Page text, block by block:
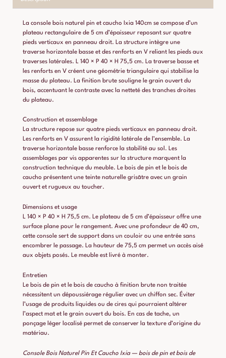
La console bois naturel pin et caucho Ixia 140cm se compose d’un
plateau rectangulaire de 5 cm d’épaisseur reposant sur quatre
pieds verticaux en panneau droit. La structure intègre une
traverse horizontale basse et des renforts en V reliant les pieds aux
traverses latérales. L 140 × P 40 × H 75,5 cm. La traverse basse et
les renforts en V créent une géométrie triangulaire qui stabilise la
masse du plateau. La finition brute souligne le grain ouvert du
bois, accentuant le contraste avec la netteté des tranches droites
du plateau.
Construction et assemblage
La structure repose sur quatre pieds verticaux en panneau droit.
Les renforts en V assurent la rigidité latérale de l’ensemble. La
traverse horizontale basse renforce la stabilité au sol. Les
assemblages par vis apparentes sur la structure marquent la
construction technique du meuble. Le bois de pin et le bois de
caucho présentent une teinte naturelle grisâtre avec un grain
ouvert et rugueux au toucher.
Dimensions et usage
L 140 × P 40 × H 75,5 cm. Le plateau de 5 cm d’épaisseur offre une
surface plane pour le rangement. Avec une profondeur de 40 cm,
cette console sert de support dans un couloir ou une entrée sans
encombrer le passage. La hauteur de 75,5 cm permet un accès aisé
aux objets posés. Le meuble est livré à monter.
Entretien
Le bois de pin et le bois de caucho à finition brute non traitée
nécessitent un dépoussiérage régulier avec un chiffon sec. Éviter
l’usage de produits liquides ou de cires qui pourraient altérer
l’aspect mat et le grain ouvert du bois. En cas de tache, un
ponçage léger localisé permet de conserver la texture d’origine du
matériau.
Console Bois Naturel Pin Et Caucho Ixia — bois de pin et bois de